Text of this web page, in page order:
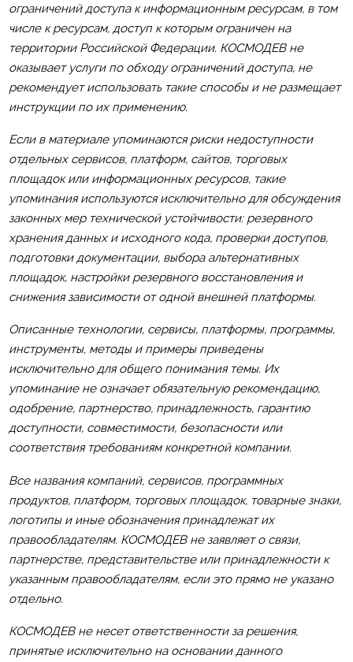
ограничений доступа к информационным ресурсам, в том
числе к ресурсам, доступ к которым ограничен на
территории Российской Федерации. КОСМОДЕВ не
оказывает услуги по обходу ограничений доступа, не
рекомендует использовать такие способы и не размещает
инструкции по их применению.
Если в материале упоминаются риски недоступности
отдельных сервисов, платформ, сайтов, торговых
площадок или информационных ресурсов, такие
упоминания используются исключительно для обсуждения
законных мер технической устойчивости: резервного
хранения данных и исходного кода, проверки доступов,
подготовки документации, выбора альтернативных
площадок, настройки резервного восстановления и
снижения зависимости от одной внешней платформы.
Описанные технологии, сервисы, платформы, программы,
инструменты, методы и примеры приведены
исключительно для общего понимания темы. Их
упоминание не означает обязательную рекомендацию,
одобрение, партнерство, принадлежность, гарантию
доступности, совместимости, безопасности или
соответствия требованиям конкретной компании.
Все названия компаний, сервисов, программных
продуктов, платформ, торговых площадок, товарные знаки,
логотипы и иные обозначения принадлежат их
правообладателям. КОСМОДЕВ не заявляет о связи,
партнерстве, представительстве или принадлежности к
указанным правообладателям, если это прямо не указано
отдельно.
КОСМОДЕВ не несет ответственности за решения,
принятые исключительно на основании данного